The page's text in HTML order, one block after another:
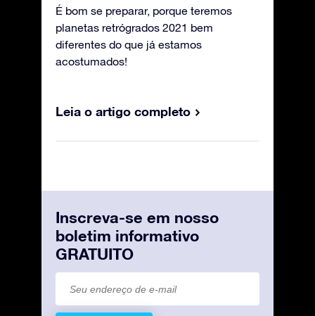
É bom se preparar, porque teremos
planetas retrógrados 2021 bem
diferentes do que já estamos
acostumados!
Leia o artigo completo
Inscreva-se em nosso
boletim informativo
GRATUITO